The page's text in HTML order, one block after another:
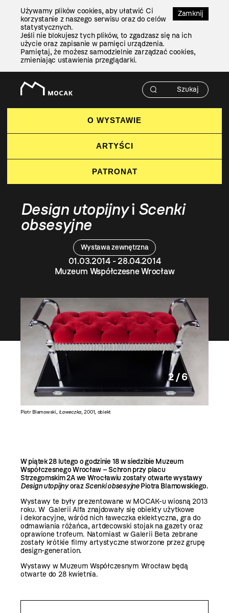
Zamknij
Używamy plików cookies, aby ułatwić Ci
korzystanie z naszego serwisu oraz do celów
statystycznych.
Jeśli nie blokujesz tych plików, to zgadzasz się na ich
użycie oraz zapisanie w pamięci urządzenia.
Pamiętaj, że możesz samodzielnie zarządzać cookies,
zmieniając ustawienia przeglądarki.
O WYSTAWIE
ARTYŚCI
PATRONAT
Wystawa zewnętrzna
01.03.2014 - 28.04.2014
Muzeum Współczesne Wrocław
Design utopijnyi Scenki
obsesyjne
Piotr Blamowski, Ławeczka, 2001, obiekt
2 / 6
W piątek 28 lutego o godzinie 18 w siedzibie Muzeum
Współczesnego Wrocław – Schron przy placu
Strzegomskim 2A we Wrocławiu zostały otwarte wystawy
Design utopijnyorazScenki obsesyjnePiotra Blamowskiego.
Wystawy te były prezentowane w MOCAK-u wiosną 2013
roku. W Galerii Alfa znajdowały się obiekty użytkowe
i dekoracyjne, wśród nich ławeczka eklektyczna, gra do
odmawiania różańca, artdecowski stojak na gazety oraz
oprawione trofeum. Natomiast w Galerii Beta zebrane
zostały krótkie filmy artystyczne stworzone przez grupę
design-generation.
Wystawy w Muzeum Współczesnym Wrocław będą
otwarte do 28 kwietnia.